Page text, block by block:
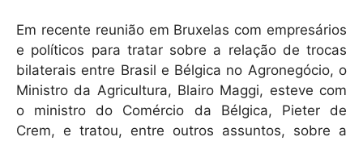
Em recente reunião em Bruxelas com empresários
e políticos para tratar sobre a relação de trocas
bilaterais entre Brasil e Bélgica no Agronegócio, o
Ministro da Agricultura, Blairo Maggi, esteve com
o ministro do Comércio da Bélgica, Pieter de
Crem, e tratou, entre outros assuntos, sobre a